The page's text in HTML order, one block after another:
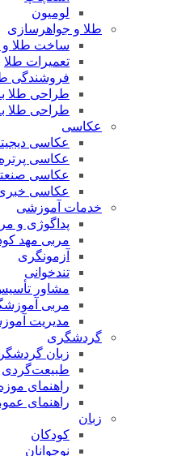
لومیون
طلا و جواهرسازی
ساخت طلا و
تعمیرات طلا
فروشندگی
طراحی طلا
طراحی طلا
عکاسی
عکاسی
عکاسی پرتره
عکاسی
عکاسی
خدمات آموزشی
پداگوژی و
مربی مهد
آزمونگری
تندخوانی
مشاور
مربی
مدیریت
گردشگری
زبان
طبیعت‌گردی
راهنمای
راهنمای
زبان
کودکان
نوجوانان